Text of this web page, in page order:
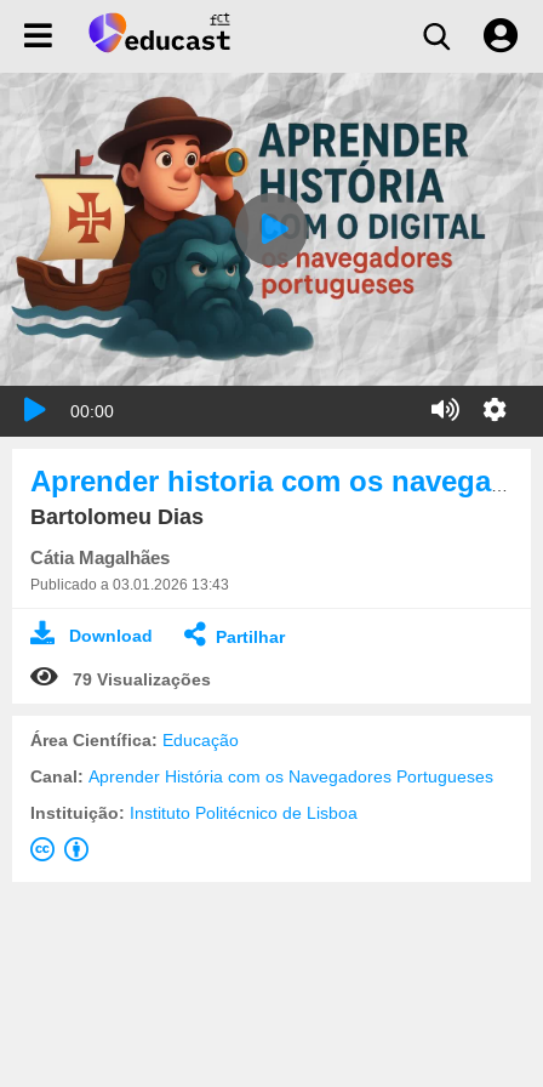
00:00
Aprender historia com os navegadores portugueses
Bartolomeu Dias
Cátia Magalhães
Publicado a 03.01.2026 13:43
Download Partilhar
79 Visualizações
Área Científica: Educação
Canal: Aprender História com os Navegadores Portugueses
Instituição: Instituto Politécnico de Lisboa